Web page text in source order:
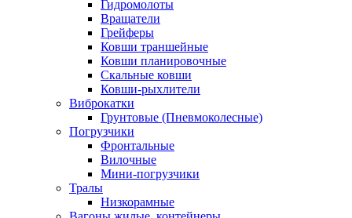
Гидромолоты
Вращатели
Грейферы
Ковши траншейные
Ковши планировочные
Скальные ковши
Ковши-рыхлители
Виброкатки
Грунтовые (Пневмоколесные)
Погрузчики
Фронтальные
Вилочные
Мини-погрузчики
Тралы
Низкорамные